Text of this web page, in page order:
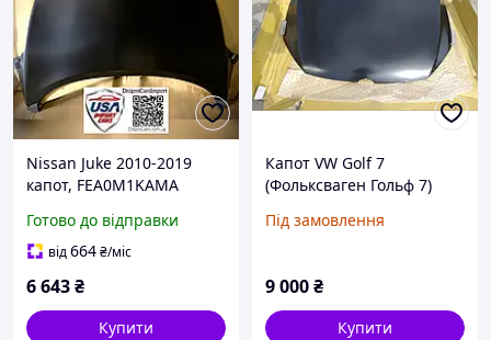
Nissan Juke 2010-2019
капот, FEA0M1KAMA
Готово до відправки
від664₴/міс
6 643₴
Купити
Капот VW Golf 7
(Фольксваген Гольф 7)
Під замовлення
9 000₴
Купити